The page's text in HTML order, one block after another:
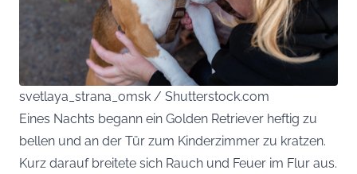
svetlaya_strana_omsk / Shutterstock.com
Eines Nachts begann ein Golden Retriever heftig zu
bellen und an der Tür zum Kinderzimmer zu kratzen.
Kurz darauf breitete sich Rauch und Feuer im Flur aus.